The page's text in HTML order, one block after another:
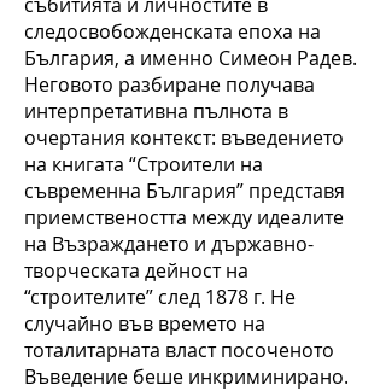
следосвобожденската епоха на
България, а именно Симеон Радев.
Неговото разбиране получава
интерпретативна пълнота в
очертания контекст: въведението
на книгата “Строители на
съвременна България” представя
приемствеността между идеалите
на Възраждането и държавно-
творческата дейност на
“строителите” след 1878 г. Не
случайно във времето на
тоталитарната власт посоченото
Въведение беше инкриминирано.